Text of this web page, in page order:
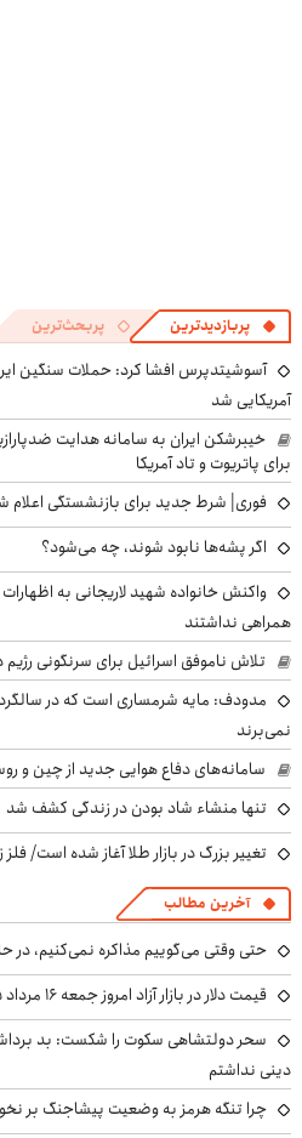
پربازدیدترین پربحث‌ترین
آمریکایی شد
خیبرشکن ایران به سامانه هدایت
برای پاتریوت و تاد آمریکا
فوری| شرط جدید برای بازنشستگی اعلام
اگر پشه‌ها نابود شوند، چه می‌شود؟
واکنش خانواده شهید لاریجانی به
همراهی نداشتند
تلاش ناموفق اسرائیل برای سرنگونی رژیم
مدودف: مایه شرمساری است که در سالگرد
نمی‌برند
سامانه‌های دفاع هوایی جدید از چین و
تنها منشاء شاد بودن در زندگی کشف شد
تغییر بزرگ در بازار طلا آغاز شده است/
آخرین مطالب
حتی وقتی می‌گوییم مذاکره نمی‌کنیم، در
قیمت دلار در بازار آزاد امروز جمعه ۱۶ مرداد ۱۴۰۵/ قیمت‌ها ریخت؟ +جدول
سحر دولتشاهی سکوت را شکست: بد
دینی نداشتم
چرا تنگه هرمز به وضعیت پیشاجنگ بر